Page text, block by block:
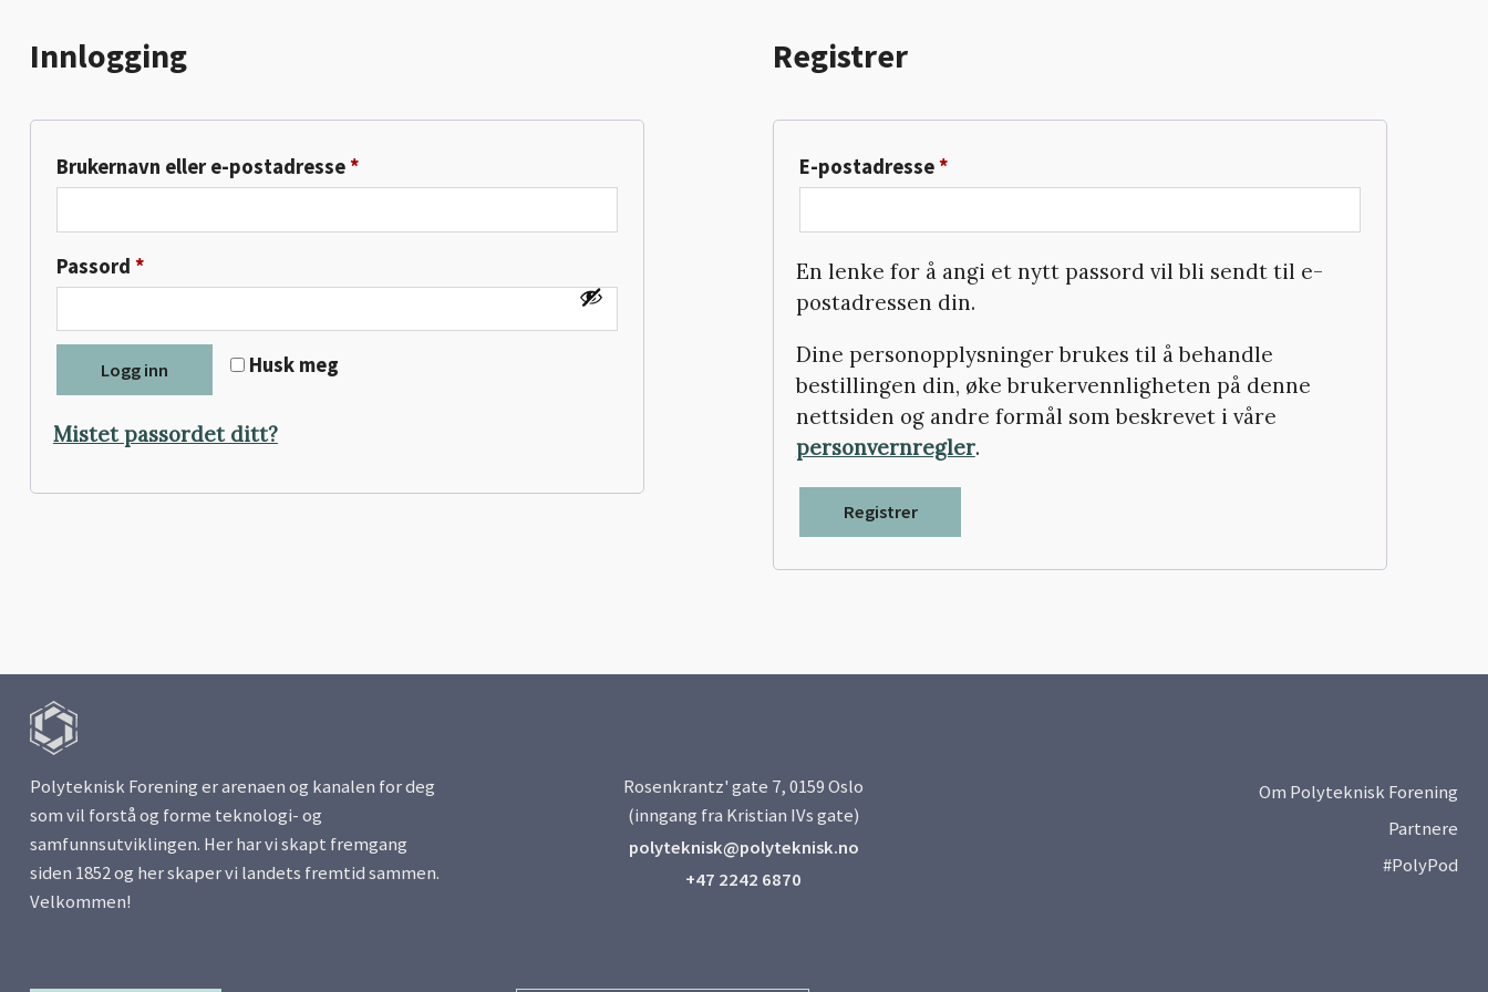
Innlogging
Brukernavn eller e-postadresse *Påkrevd
Passord *Påkrevd
Husk meg
Logg inn
Mistet passordet ditt?
Registrer
E-postadresse *Påkrevd
En lenke for å angi et nytt passord vil bli sendt til e-
postadressen din.
Dine personopplysninger brukes til å behandle
bestillingen din, øke brukervennligheten på denne
nettsiden og andre formål som beskrevet i våre
personvernregler.
Registrer
Polyteknisk Forening er arenaen og kanalen for deg
som vil forstå og forme teknologi- og
samfunnsutviklingen. Her har vi skapt fremgang
siden 1852 og her skaper vi landets fremtid sammen.
Velkommen!
Rosenkrantz' gate 7, 0159 Oslo
(inngang fra Kristian IVs gate)
polyteknisk@polyteknisk.no
+47 2242 6870
Om Polyteknisk Forening
Partnere
#PolyPod